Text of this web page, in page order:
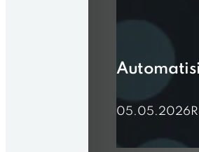
05.05.2026